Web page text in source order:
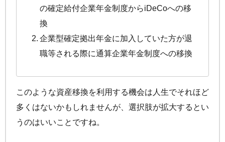
の確定給付企業年金制度からiDeCoへの移
換
企業型確定拠出年金に加入していた方が退
職等される際に通算企業年金制度への移換
このような資産移換を利用する機会は人生でそれほど
多くはないかもしれませんが、選択肢が拡大するとい
うのはいいことですね。